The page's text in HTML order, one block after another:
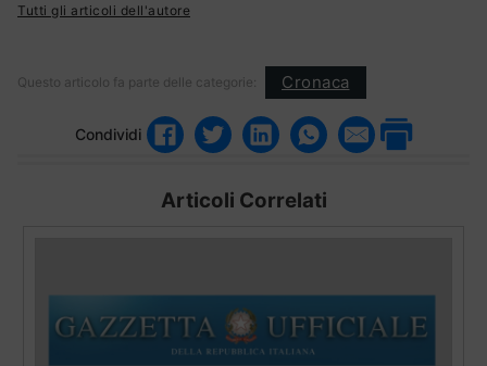
Tutti gli articoli dell'autore
Questo articolo fa parte delle categorie: Cronaca
Condividi
Articoli Correlati